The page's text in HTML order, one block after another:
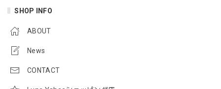
SHOP INFO
ABOUT
News
CONTACT